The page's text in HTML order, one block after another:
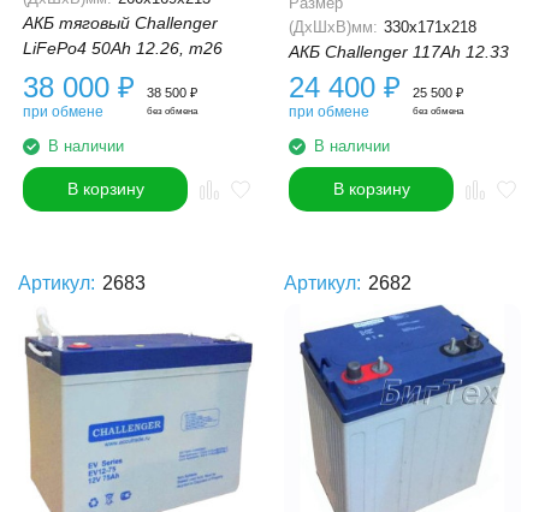
АКБ тяговый Challenger
LiFePo4 50Ah 12.26, m26
38 000 ₽
при обмене
38 500 ₽
без обмена
В наличии
В корзину
(ДхШхВ)мм: 330x171x218
АКБ Challenger 117Ah 12.33
24 400 ₽
при обмене
25 500 ₽
без обмена
В наличии
В корзину
Артикул: 2683 Артикул: 2682